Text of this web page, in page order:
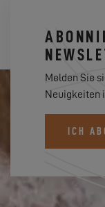
Melden Sie
Neuigkeiten
ICH